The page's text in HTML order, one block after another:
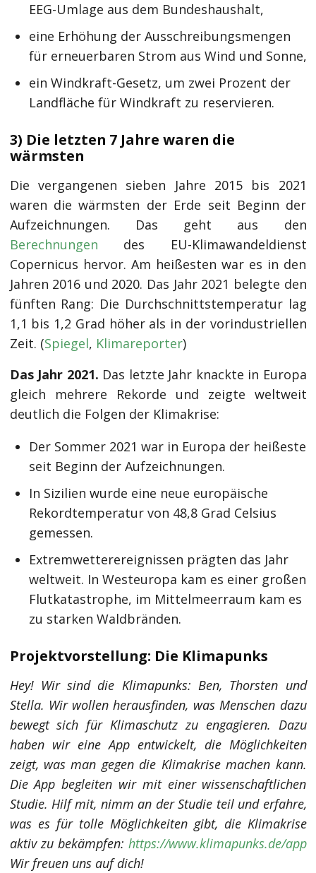
EEG-Umlage aus dem Bundeshaushalt,
eine Erhöhung der Ausschreibungsmengen
für erneuerbaren Strom aus Wind und Sonne,
ein Windkraft-Gesetz, um zwei Prozent der
Landfläche für Windkraft zu reservieren.
3) Die letzten 7 Jahre waren die
wärmsten
Die vergangenen sieben Jahre 2015 bis 2021
waren die wärmsten der Erde seit Beginn der
Aufzeichnungen. Das geht aus den
Berechnungen des EU-Klimawandeldienst
Copernicus hervor. Am heißesten war es in den
Jahren 2016 und 2020. Das Jahr 2021 belegte den
fünften Rang: Die Durchschnittstemperatur lag
1,1 bis 1,2 Grad höher als in der vorindustriellen
Zeit. (Spiegel, Klimareporter)
Das Jahr 2021. Das letzte Jahr knackte in Europa
gleich mehrere Rekorde und zeigte weltweit
deutlich die Folgen der Klimakrise:
Der Sommer 2021 war in Europa der heißeste
seit Beginn der Aufzeichnungen.
In Sizilien wurde eine neue europäische
Rekordtemperatur von 48,8 Grad Celsius
gemessen.
Extremwetterereignissen prägten das Jahr
weltweit. In Westeuropa kam es einer großen
Flutkatastrophe, im Mittelmeerraum kam es
zu starken Waldbränden.
Projektvorstellung: Die Klimapunks
Hey! Wir sind die Klimapunks: Ben, Thorsten und
Stella. Wir wollen herausfinden, was Menschen dazu
bewegt sich für Klimaschutz zu engagieren. Dazu
haben wir eine App entwickelt, die Möglichkeiten
zeigt, was man gegen die Klimakrise machen kann.
Die App begleiten wir mit einer wissenschaftlichen
Studie. Hilf mit, nimm an der Studie teil und erfahre,
was es für tolle Möglichkeiten gibt, die Klimakrise
aktiv zu bekämpfen: https://www.klimapunks.de/app
Wir freuen uns auf dich!